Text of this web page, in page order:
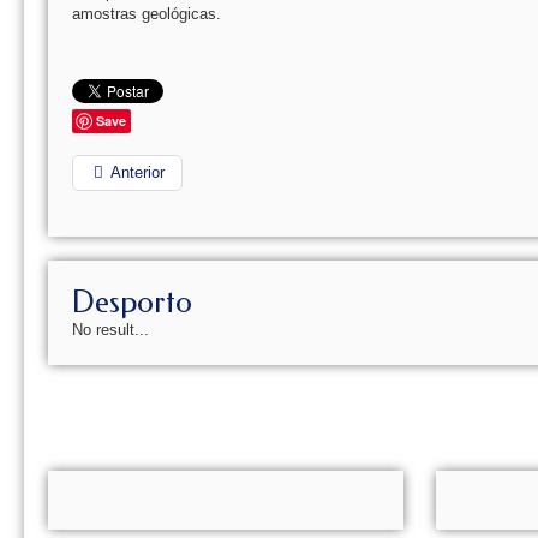
amostras geológicas.
Save
Anterior
Desporto
No result...